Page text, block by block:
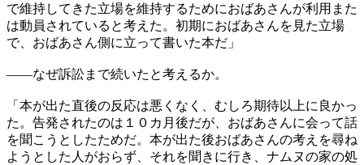
で維持してきた立場を維持するためにおばあさんが利用また
は動員されていると考えた。初期におばあさんを見た立場
で、おばあさん側に立って書いた本だ」
――なぜ訴訟まで続いたと考えるか。
「本が出た直後の反応は悪くなく、むしろ期待以上に良かっ
た。告発されたのは１０カ月後だが、おばあさんに会って話
を聞こうとしたためだ。本が出た後おばあさんの考えを尋ね
ようとした人がおらず、それを聞きに行き、ナムヌの家の処